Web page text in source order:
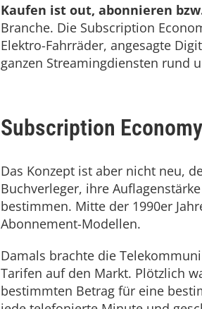
Kaufen ist out, abonnieren
Branche. Die Subscription
Elektro-Fahrräder, angesagte
ganzen Streamingdiensten rund
Subscription
Das Konzept ist aber nicht neu,
Buchverleger, ihre
bestimmen. Mitte der 1990er
Abonnement-Modellen.
Damals brachte die
Tarifen auf den Markt. Plötzlich
bestimmten Betrag für eine